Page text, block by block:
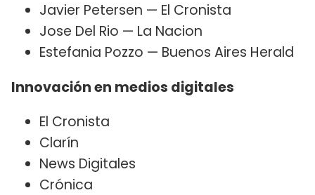
Javier Petersen — El Cronista
Jose Del Rio — La Nacion
Estefania Pozzo — Buenos Aires Herald
Innovación en medios digitales
El Cronista
Clarín
News Digitales
Crónica